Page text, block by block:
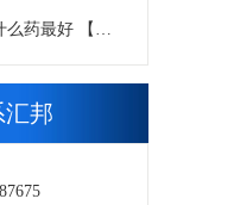
么药最好 【汇
汇邦